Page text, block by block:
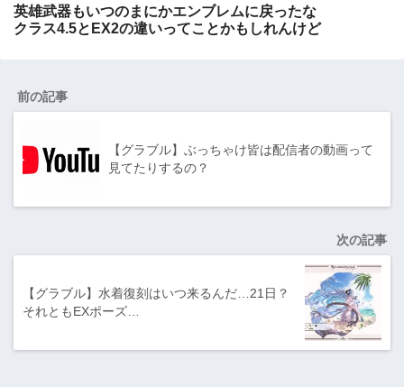
英雄武器もいつのまにかエンブレムに戻ったな
クラス4.5とEX2の違いってことかもしれんけど
前の記事
【グラブル】ぶっちゃけ皆は配信者の動画って
見てたりするの？
次の記事
【グラブル】水着復刻はいつ来るんだ…21日？
それともEXポーズ…